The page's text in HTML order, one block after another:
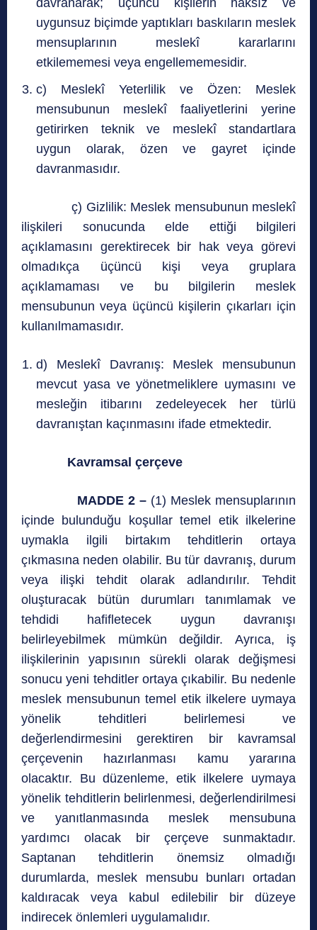
davranarak; üçüncü kişilerin haksız ve
uygunsuz biçimde yaptıkları baskıların meslek
mensuplarının meslekî kararlarını
etkilememesi veya engellememesidir.
c) Meslekî Yeterlilik ve Özen: Meslek
mensubunun meslekî faaliyetlerini yerine
getirirken teknik ve meslekî standartlara
uygun olarak, özen ve gayret içinde
davranmasıdır.
ç) Gizlilik: Meslek mensubunun meslekî
ilişkileri sonucunda elde ettiği bilgileri
açıklamasını gerektirecek bir hak veya görevi
olmadıkça üçüncü kişi veya gruplara
açıklamaması ve bu bilgilerin meslek
mensubunun veya üçüncü kişilerin çıkarları için
kullanılmamasıdır.
d) Meslekî Davranış: Meslek mensubunun
mevcut yasa ve yönetmeliklere uymasını ve
mesleğin itibarını zedeleyecek her türlü
davranıştan kaçınmasını ifade etmektedir.
Kavramsal çerçeve
MADDE 2 – (1) Meslek mensuplarının
içinde bulunduğu koşullar temel etik ilkelerine
uymakla ilgili birtakım tehditlerin ortaya
çıkmasına neden olabilir. Bu tür davranış, durum
veya ilişki tehdit olarak adlandırılır. Tehdit
oluşturacak bütün durumları tanımlamak ve
tehdidi hafifletecek uygun davranışı
belirleyebilmek mümkün değildir. Ayrıca, iş
ilişkilerinin yapısının sürekli olarak değişmesi
sonucu yeni tehditler ortaya çıkabilir. Bu nedenle
meslek mensubunun temel etik ilkelere uymaya
yönelik tehditleri belirlemesi ve
değerlendirmesini gerektiren bir kavramsal
çerçevenin hazırlanması kamu yararına
olacaktır. Bu düzenleme, etik ilkelere uymaya
yönelik tehditlerin belirlenmesi, değerlendirilmesi
ve yanıtlanmasında meslek mensubuna
yardımcı olacak bir çerçeve sunmaktadır.
Saptanan tehditlerin önemsiz olmadığı
durumlarda, meslek mensubu bunları ortadan
kaldıracak veya kabul edilebilir bir düzeye
indirecek önlemleri uygulamalıdır.